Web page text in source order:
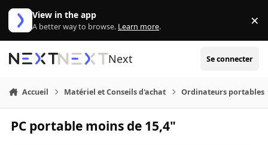
Aller au contenu
View in the app
A better way to browse. Learn more. ×
Next Se connecter
Accueil Matériel et Conseils d'achat Ordinateurs portables
PC portable moins de 15,4"